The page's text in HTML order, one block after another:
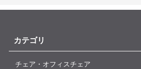
カテゴリ
チェア・オフィスチェア